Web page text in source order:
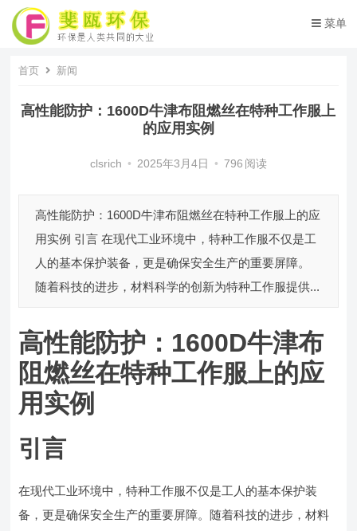
菜单
首页 新闻
高性能防护：1600D牛津布阻燃丝在特种工作服上
的应用实例
clsrich • 2025年3月4日 • 796 阅读
高性能防护：1600D牛津布阻燃丝在特种工作服上的应
用实例 引言 在现代工业环境中，特种工作服不仅是工
人的基本保护装备，更是确保安全生产的重要屏障。
随着科技的进步，材料科学的创新为特种工作服提供...
高性能防护：1600D牛津布
阻燃丝在特种工作服上的应
用实例
引言
在现代工业环境中，特种工作服不仅是工人的基本保护装
备，更是确保安全生产的重要屏障。随着科技的进步，材料